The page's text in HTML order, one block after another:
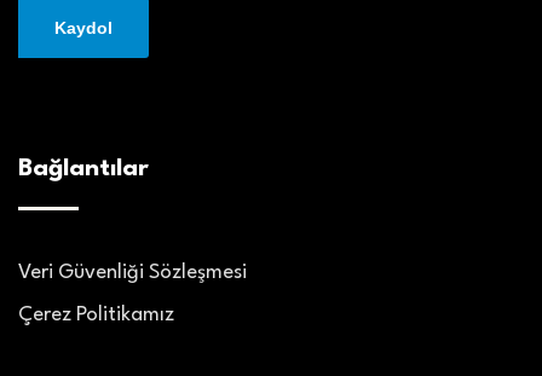
Bağlantılar
Veri Güvenliği Sözleşmesi
Çerez Politikamız